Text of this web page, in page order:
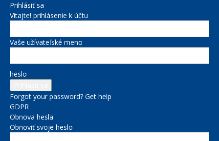
Prihlásiť sa
Vitajte! prihlásenie k účtu
Vaše užívateľské meno
heslo
Forgot your password? Get help
GDPR
Obnova hesla
Obnoviť svoje heslo